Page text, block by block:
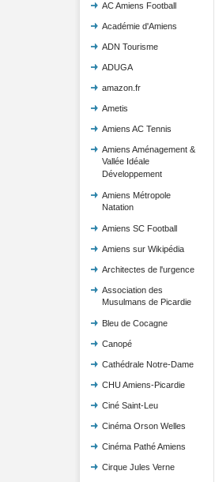
AC Amiens Football
Académie d'Amiens
ADN Tourisme
ADUGA
amazon.fr
Ametis
Amiens AC Tennis
Amiens Aménagement &
Vallée Idéale
Développement
Amiens Métropole
Natation
Amiens SC Football
Amiens sur Wikipédia
Architectes de l'urgence
Association des
Musulmans de Picardie
Bleu de Cocagne
Canopé
Cathédrale Notre-Dame
CHU Amiens-Picardie
Ciné Saint-Leu
Cinéma Orson Welles
Cinéma Pathé Amiens
Cirque Jules Verne